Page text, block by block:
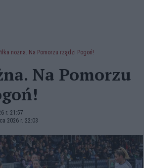
nożna. Na Pomorzu rządzi Pogoń!
Na Pomorzu
r. 21:57
2026 r. 22:03